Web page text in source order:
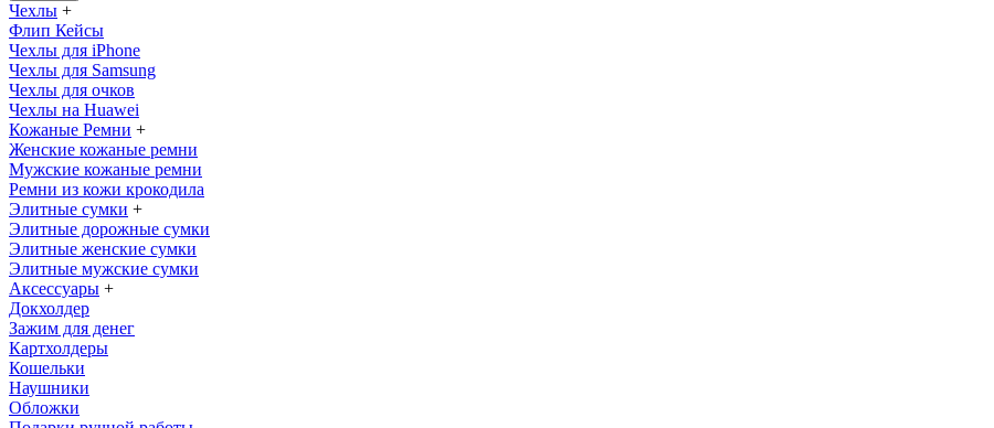
Чехлы +
Флип Кейсы
Чехлы для iPhone
Чехлы для Samsung
Чехлы для очков
Чехлы на Huawei
Кожаные Ремни +
Женские кожаные ремни
Мужские кожаные ремни
Ремни из кожи крокодила
Элитные сумки +
Элитные дорожные сумки
Элитные женские сумки
Элитные мужские сумки
Аксессуары +
Докхолдер
Зажим для денег
Картхолдеры
Кошельки
Наушники
Обложки